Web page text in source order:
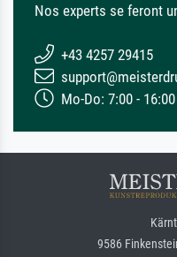
Nos experts se feront
+43 4257 29415
Mo-Do: 7:00 -
9586